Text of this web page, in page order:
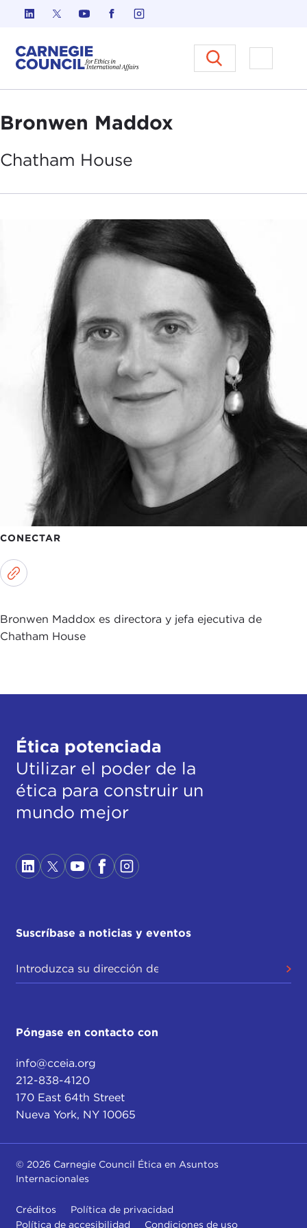
Ir al contenido
Carnegie Council sobre Ética
Abrir el
Bronwen Maddox
Chatham House
CONECTAR
Bronwen Maddox es directora y jefa ejecutiva de
Chatham House
Ética potenciada
Utilizar el poder de la
ética para construir un
mundo mejor
Suscríbase a noticias y eventos
Póngase en contacto con
info@cceia.org
212-838-4120
170 East 64th Street
Nueva York, NY 10065
© 2026 Carnegie Council Ética en Asuntos
Internacionales
Créditos
Política de privacidad
Política de accesibilidad
Condiciones de uso